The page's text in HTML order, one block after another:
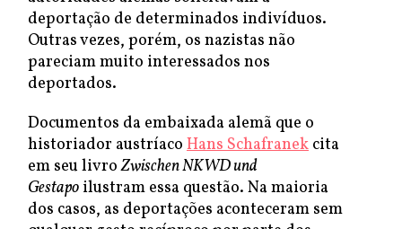
deportação de determinados indivíduos.
Outras vezes, porém, os nazistas não
pareciam muito interessados nos
deportados.
Documentos da embaixada alemã que o
historiador austríaco Hans Schafranek cita
em seu livroZwischen NKWD und
Gestapo ilustram essa questão. Na maioria
dos casos, as deportações aconteceram sem